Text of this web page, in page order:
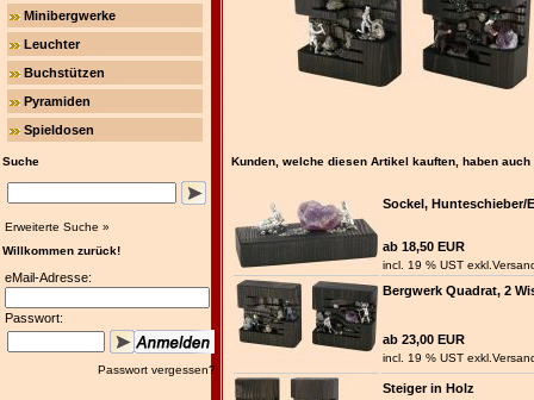
Minibergwerke
Leuchter
Buchstützen
Pyramiden
Spieldosen
Suche
Erweiterte Suche »
Willkommen zurück!
eMail-Adresse:
Passwort:
Passwort vergessen?
Kunden, welche diesen Artikel kauften, haben
Sockel, Hunteschieber/
ab 18,50 EUR
incl. 19 % UST exkl.
Bergwerk Quadrat, 2
ab 23,00 EUR
incl. 19 % UST exkl.
Steiger in Holz